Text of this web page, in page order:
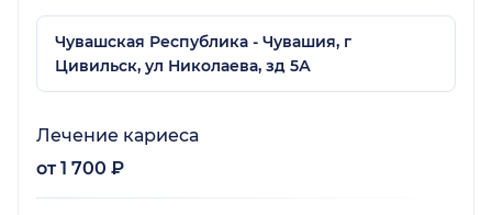
Чувашская Республика - Чувашия, г
Цивильск, ул Николаева, зд 5А
Лечение кариеса
от 1 700 ₽